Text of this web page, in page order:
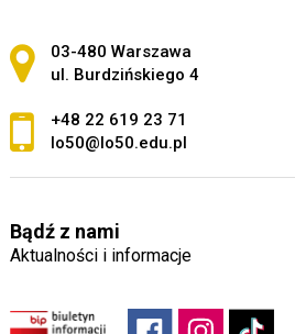
Adres pocztowy:
03-480 Warszawa
ul. Burdzińskiego 4
+48 22 619 23 71
lo50@lo50.edu.pl
Bądź z nami
Aktualności i informacje